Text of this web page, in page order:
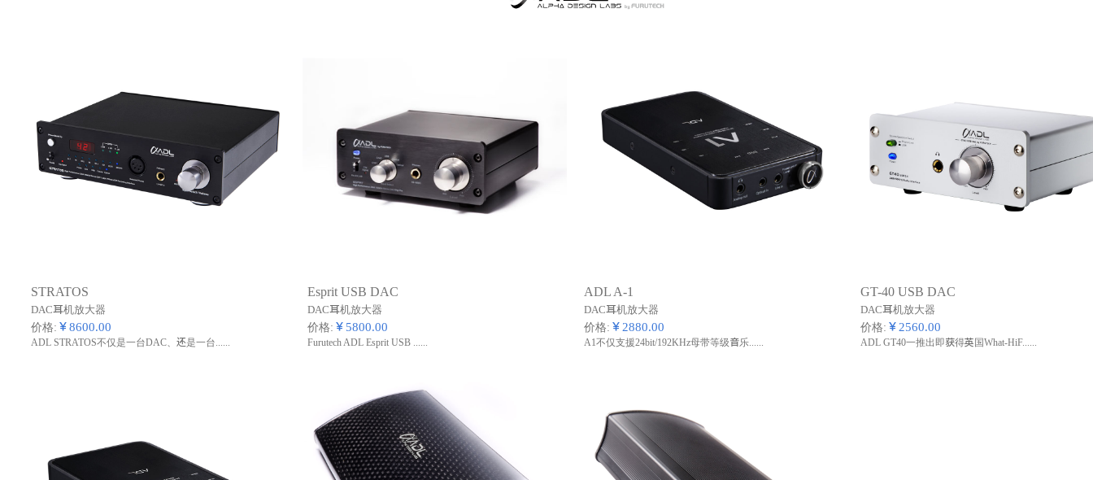
STRATOS
DAC耳机放大器
价格: ￥8600.00
ADL STRATOS不仅是一台DAC、还是一台......
Esprit USB DAC
DAC耳机放大器
价格: ￥5800.00
Furutech ADL Esprit USB ......
ADL A-1
DAC耳机放大器
价格: ￥2880.00
A1不仅支援24bit/192KHz母带等级音乐......
GT-40 USB DAC
DAC耳机放大器
价格: ￥2560.00
ADL GT40一推出即获得英国What-HiF......